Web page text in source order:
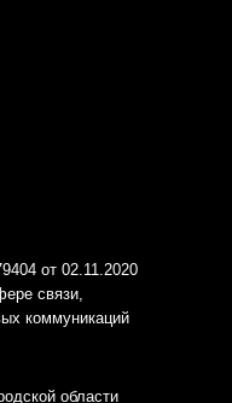
от 02.11.2020
связи,
коммуникаций
области